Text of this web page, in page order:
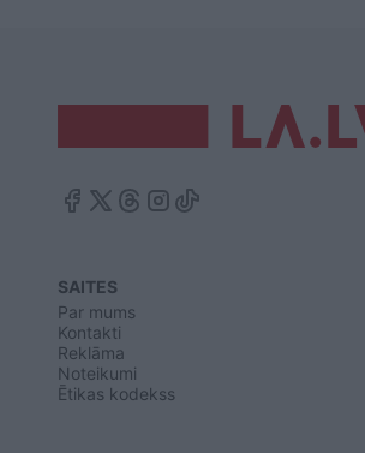
SAITES
Par mums
Kontakti
Reklāma
Noteikumi
Ētikas kodekss